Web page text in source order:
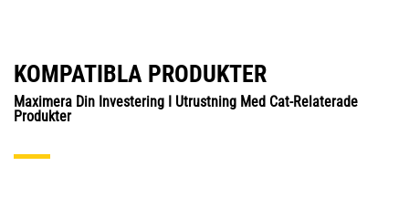
KOMPATIBLA PRODUKTER
Maximera Din Investering I Utrustning Med Cat-Relaterade
Produkter